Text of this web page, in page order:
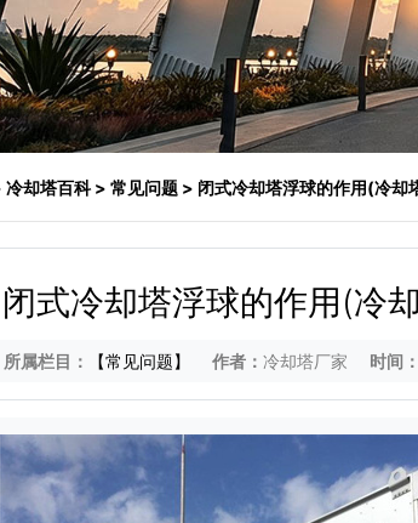
冷却塔百科> 常见问题 > 闭式冷却塔浮球的作用(冷却
闭式冷却塔浮球的作用(冷
所属栏目： 【常见问题】 作者： 冷却塔厂家 时间：